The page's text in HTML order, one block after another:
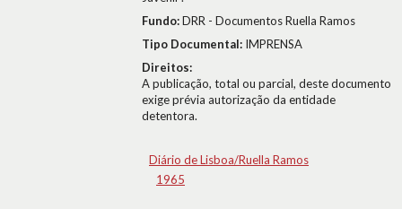
Fundo:DRR - Documentos Ruella Ramos
Tipo Documental: IMPRENSA
Direitos:
A publicação, total ou parcial, deste documento
exige prévia autorização da entidade
detentora.
Diário de Lisboa/Ruella Ramos
1965